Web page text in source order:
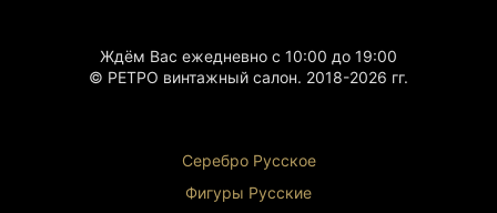
Ждём Вас ежедневно с 10:00 до 19:00
© РЕТРО винтажный салон. 2018-2026 гг.
Серебро Русское
Фигуры Русские